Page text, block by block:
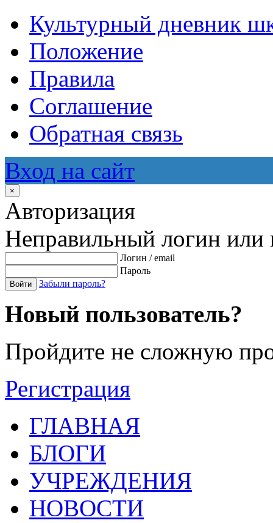
Культурный дневник
Положение
Правила
Соглашение
Обратная связь
Вход на сайт
×
Авторизация
Неправильный логин или
Логин / email
Пароль
Войти Забыли пароль?
Новый пользователь?
Пройдите не сложную
Регистрация
ГЛАВНАЯ
БЛОГИ
УЧРЕЖДЕНИЯ
НОВОСТИ